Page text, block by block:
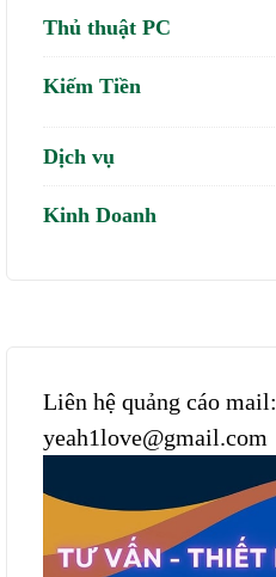
Thủ thuật PC
Kiếm Tiền
Dịch vụ
Kinh Doanh
Liên hệ quảng cáo mail:
yeah1love@gmail.com